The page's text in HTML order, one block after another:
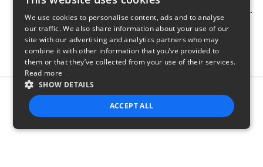
$33
ONE DAY WE WILL WAKE UP TO HIS OBITUARY
$10
Report this product
We use cookies to personalise content, ads and to analyse
our traffic. We also share information about your use of our
site with our advertising and analytics partners who may
combine it with other information that you’ve provided to
them or that they’ve collected from your use of their services.
Read more
SHOW DETAILS
ACCEPT ALL
STRICTLY NECESSARY PERFORMANCE